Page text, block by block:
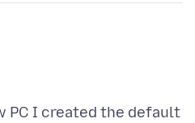
PC I created the default